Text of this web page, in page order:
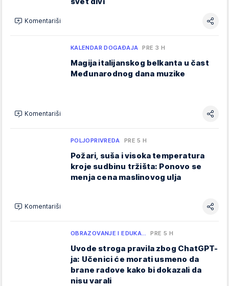
Komentariši
KALENDAR DOGAĐAJA PRE 3 H
Magija italijanskog belkanta u čast
Međunarodnog dana muzike
Komentariši
POLJOPRIVREDA PRE 5 H
Požari, suša i visoka temperatura
kroje sudbinu tržišta: Ponovo se
menja cena maslinovog ulja
Komentariši
OBRAZOVANJE I EDUKA… PRE 5 H
Uvode stroga pravila zbog ChatGPT-
ja: Učenici će morati usmeno da
brane radove kako bi dokazali da
nisu varali